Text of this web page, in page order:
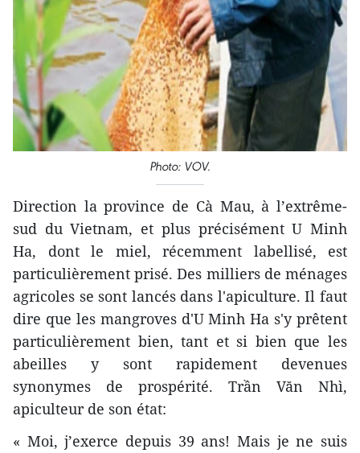
Photo: VOV.
Direction la province de Cà Mau, à l’extrême-
sud du Vietnam, et plus précisément U Minh
Ha, dont le miel, récemment labellisé, est
particulièrement prisé. Des milliers de ménages
agricoles se sont lancés dans l'apiculture. Il faut
dire que les mangroves d'U Minh Ha s'y prêtent
particulièrement bien, tant et si bien que les
abeilles y sont rapidement devenues
synonymes de prospérité. Trần Văn Nhì,
apiculteur de son état:
« Moi, j’exerce depuis 39 ans! Mais je ne suis